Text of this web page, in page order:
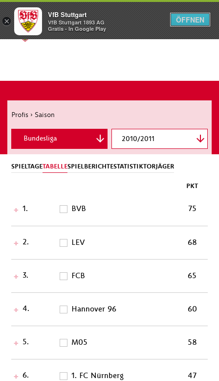
Menü
Profis › Saison
2010/2011
Bundesliga
DFB-Pokal
UEFA Europa League
SPIELTAGETABELLESPIELBERICHTESTATISTIKTORJÄGER
PKT
1. BVB 75
2. LEV 68
3. FCB 65
4. Hannover 96 60
5. M05 58
6. 1. FC Nürnberg 47
×
VfB Stuttgart
VfB Stuttgart 1893 AG
Gratis - In Google Play
ÖFFNEN